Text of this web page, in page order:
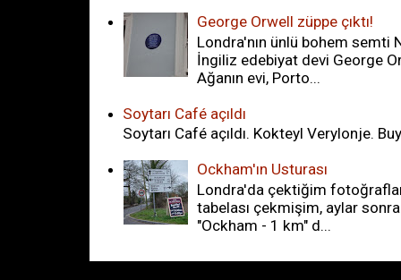
George Orwell züppe çıktı!
Londra'nın ünlü bohem semti
İngiliz edebiyat devi George
Ağanın evi, Porto...
Soytarı Café açıldı
Soytarı Café açıldı. Kokteyl Verylonje.
Ockham'ın Usturası
Londra'da çektiğim
tabelası çekmişim, aylar
"Ockham - 1 km" d...